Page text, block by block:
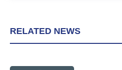
RELATED NEWS